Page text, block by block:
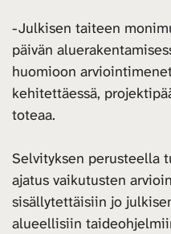
-Julkisen taiteen
päivän
huomioon
kehitettäessä,
toteaa.
Selvityksen perusteella
ajatus vaikutusten
sisällytettäisiin jo
alueellisiin